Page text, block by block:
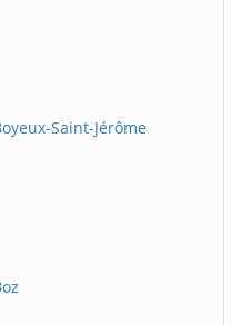
Saint-Jérôme